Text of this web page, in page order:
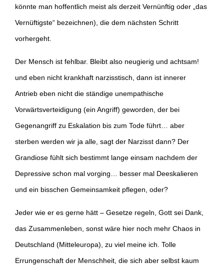
könnte man hoffentlich meist als derzeit Vernünftig oder „das
Vernüftigste“ bezeichnen), die dem nächsten Schritt
vorhergeht.
Der Mensch ist fehlbar. Bleibt also neugierig und achtsam!
und eben nicht krankhaft narzisstisch, dann ist innerer
Antrieb eben nicht die ständige unempathische
Vorwärtsverteidigung (ein Angriff) geworden, der bei
Gegenangriff zu Eskalation bis zum Tode führt… aber
sterben werden wir ja alle, sagt der Narzisst dann? Der
Grandiose fühlt sich bestimmt lange einsam nachdem der
Depressive schon mal vorging… besser mal Deeskalieren
und ein bisschen Gemeinsamkeit pflegen, oder?
Jeder wie er es gerne hätt – Gesetze regeln, Gott sei Dank,
das Zusammenleben, sonst wäre hier noch mehr Chaos in
Deutschland (Mitteleuropa), zu viel meine ich. Tolle
Errungenschaft der Menschheit, die sich aber selbst kaum